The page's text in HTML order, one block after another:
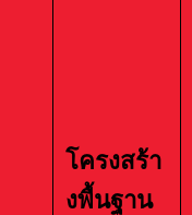
โครงสร้า
งพื้นฐาน